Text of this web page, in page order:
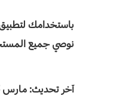
باستخدامك
نوصي جميع
آخر تحديث: مارس 2025